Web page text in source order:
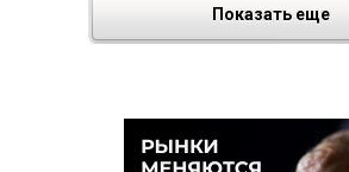
Показать еще